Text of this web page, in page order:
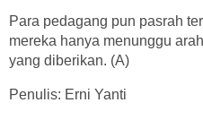
Para pedagang pun pasrah
mereka hanya menunggu
yang diberikan. (A)
Penulis: Erni Yanti